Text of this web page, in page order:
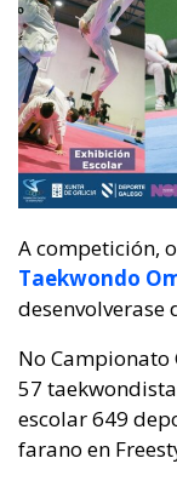
A competición,
Taekwondo
desenvolverase
No
57
escolar 649
farano en